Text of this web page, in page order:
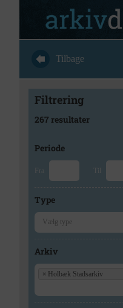
Tilbage
Filtrering
267 resultater
Periode
Fra Til
Type
Arkiv
× Holbæk Stadsarkiv